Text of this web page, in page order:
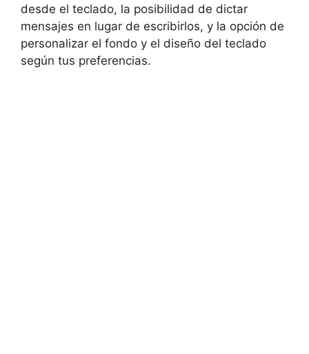
⁤desde el teclado, la posibilidad de dictar
mensajes‌ en lugar de ​escribirlos, ​y la opción de
personalizar‍ el‍ fondo y el diseño del teclado
según​ tus ⁢preferencias.